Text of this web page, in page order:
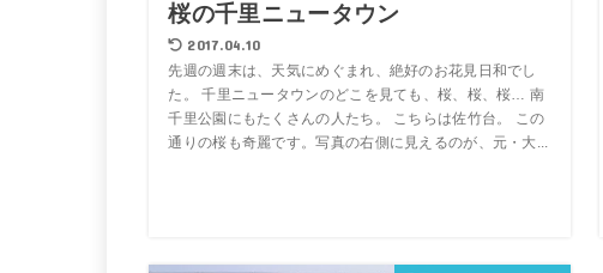
桜の千里ニュータウン
2017.04.10
先週の週末は、天気にめぐまれ、絶好のお花見日和でし
た。 千里ニュータウンのどこを見ても、桜、桜、桜… 南
千里公園にもたくさんの人たち。 こちらは佐竹台。 この
通りの桜も奇麗です。写真の右側に見えるのが、元・大...